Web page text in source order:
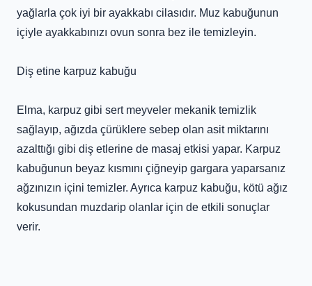
yağlarla çok iyi bir ayakkabı cilasıdır. Muz kabuğunun
içiyle ayakkabınızı ovun sonra bez ile temizleyin.
Diş etine karpuz kabuğu
Elma, karpuz gibi sert meyveler mekanik temizlik
sağlayıp, ağızda çürüklere sebep olan asit miktarını
azalttığı gibi diş etlerine de masaj etkisi yapar. Karpuz
kabuğunun beyaz kısmını çiğneyip gargara yaparsanız
ağzınızın içini temizler. Ayrıca karpuz kabuğu, kötü ağız
kokusundan muzdarip olanlar için de etkili sonuçlar
verir.